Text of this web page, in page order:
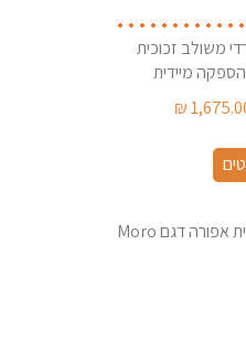
משולב זכוכית
מיידית
₪